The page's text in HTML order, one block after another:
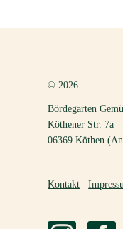
© 2026
Bördegarten
Köthener Str. 7a
06369 Köthen
Kontakt